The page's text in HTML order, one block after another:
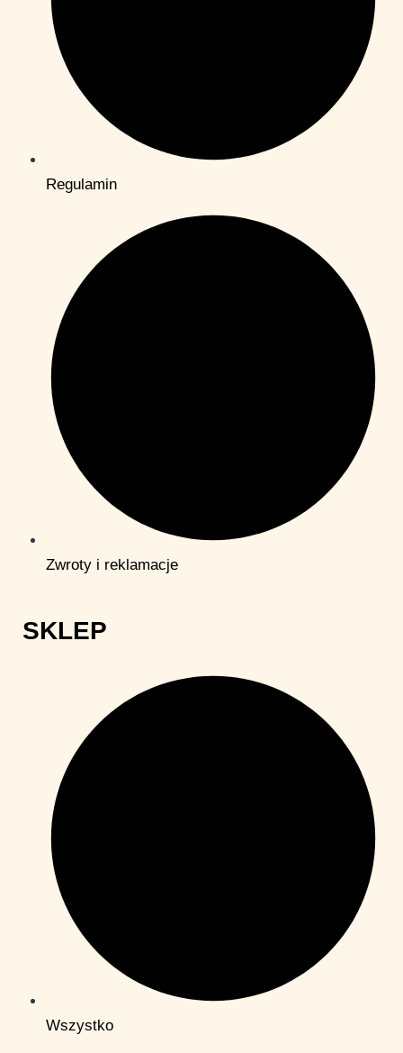
Regulamin
Zwroty i reklamacje
SKLEP
Wszystko